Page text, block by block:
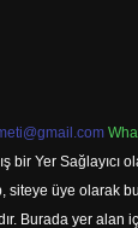
Yer
üye
Burada yer